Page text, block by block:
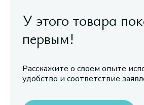
У этого товара
первым!
Расскажите о своем опыте
удобство и соответствие